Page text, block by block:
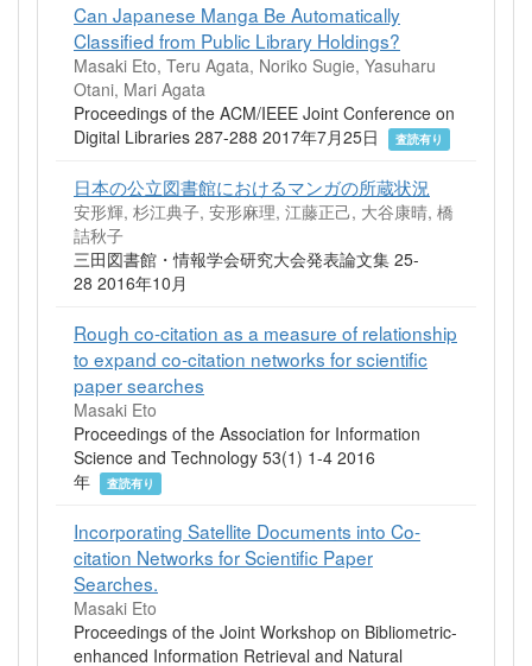
Can Japanese Manga Be Automatically
Classified from Public Library Holdings?
Masaki Eto, Teru Agata, Noriko Sugie, Yasuharu
Otani, Mari Agata
Proceedings of the ACM/IEEE Joint Conference on
Digital Libraries 287-288 2017年7月25日
査読有り
日本の公立図書館におけるマンガの所蔵状況
安形輝, 杉江典子, 安形麻理, 江藤正己, 大谷康晴, 橋
詰秋子
三田図書館・情報学会研究大会発表論文集 25-
28 2016年10月
Rough co-citation as a measure of relationship
to expand co-citation networks for scientific
paper searches
Masaki Eto
Proceedings of the Association for Information
Science and Technology 53(1) 1-4 2016
年
査読有り
Incorporating Satellite Documents into Co-
citation Networks for Scientific Paper
Searches.
Masaki Eto
Proceedings of the Joint Workshop on Bibliometric-
enhanced Information Retrieval and Natural